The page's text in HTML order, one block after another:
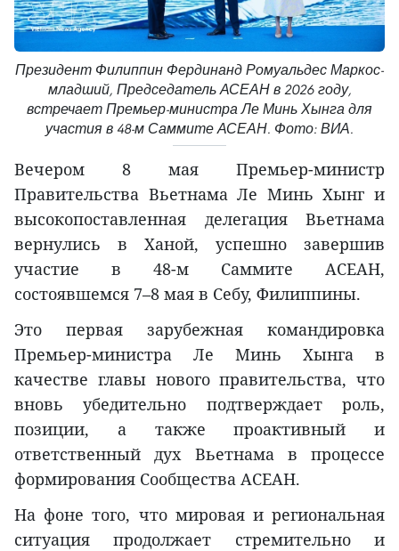
Президент Филиппин Фердинанд Ромуальдес Маркос-
младший, Председатель АСЕАН в 2026 году,
встречает Премьер-министра Ле Минь Хынга для
участия в 48-м Саммите АСЕАН. Фото: ВИА.
Вечером 8 мая Премьер-министр
Правительства Вьетнама Ле Минь Хынг и
высокопоставленная делегация Вьетнама
вернулись в Ханой, успешно завершив
участие в 48-м Саммите АСЕАН,
состоявшемся 7–8 мая в Себу, Филиппины.
Это первая зарубежная командировка
Премьер-министра Ле Минь Хынга в
качестве главы нового правительства, что
вновь убедительно подтверждает роль,
позиции, а также проактивный и
ответственный дух Вьетнама в процессе
формирования Сообщества АСЕАН.
На фоне того, что мировая и региональная
ситуация продолжает стремительно и